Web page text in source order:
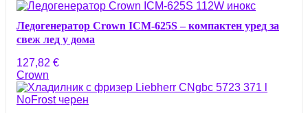
Ледогенератор Crown ICM-625S – компактен уред за
свеж лед у дома
127,82 €
Crown